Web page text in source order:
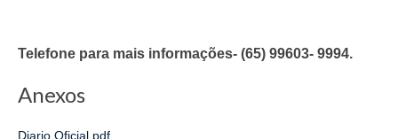
Telefone para mais informações- (65) 99603- 9994.
Anexos
Diario Oficial.pdf